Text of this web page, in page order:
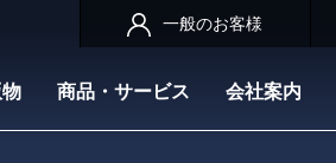
商品・サービス 会社案内
一般のお客様